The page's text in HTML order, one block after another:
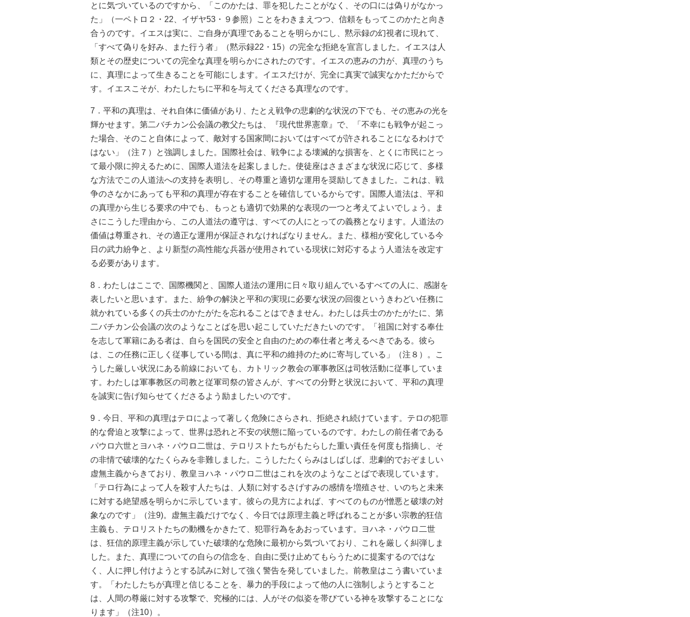
とに気づいているのですから、「このかたは、罪を犯したことがなく、その口には偽りがなかっ
た」（一ペトロ２・22、イザヤ53・９参照）ことをわきまえつつ、信頼をもってこのかたと向き
合うのです。イエスは実に、ご自身が真理であることを明らかにし、黙示録の幻視者に現れて、
「すべて偽りを好み、また行う者」（黙示録22・15）の完全な拒絶を宣言しました。イエスは人
類とその歴史についての完全な真理を明らかにされたのです。イエスの恵みの力が、真理のうち
に、真理によって生きることを可能にします。イエスだけが、完全に真実で誠実なかただからで
す。イエスこそが、わたしたちに平和を与えてくださる真理なのです。
7．平和の真理は、それ自体に価値があり、たとえ戦争の悲劇的な状況の下でも、その恵みの光を
輝かせます。第二バチカン公会議の教父たちは、『現代世界憲章』で、「不幸にも戦争が起こっ
た場合、そのこと自体によって、敵対する国家間においてはすべてが許されることになるわけで
はない」（注７）と強調しました。国際社会は、戦争による壊滅的な損害を、とくに市民にとっ
て最小限に抑えるために、国際人道法を起案しました。使徒座はさまざまな状況に応じて、多様
な方法でこの人道法への支持を表明し、その尊重と適切な運用を奨励してきました。これは、戦
争のさなかにあっても平和の真理が存在することを確信しているからです。国際人道法は、平和
の真理から生じる要求の中でも、もっとも適切で効果的な表現の一つと考えてよいでしょう。ま
さにこうした理由から、この人道法の遵守は、すべての人にとっての義務となります。人道法の
価値は尊重され、その適正な運用が保証されなければなりません。また、様相が変化している今
日の武力紛争と、より新型の高性能な兵器が使用されている現状に対応するよう人道法を改定す
る必要があります。
8．わたしはここで、国際機関と、国際人道法の運用に日々取り組んでいるすべての人に、感謝を
表したいと思います。また、紛争の解決と平和の実現に必要な状況の回復というきわどい任務に
就かれている多くの兵士のかたがたを忘れることはできません。わたしは兵士のかたがたに、第
二バチカン公会議の次のようなことばを思い起こしていただきたいのです。「祖国に対する奉仕
を志して軍籍にある者は、自らを国民の安全と自由のための奉仕者と考えるべきである。彼ら
は、この任務に正しく従事している間は、真に平和の維持のために寄与している」（注８）。こ
うした厳しい状況にある前線においても、カトリック教会の軍事教区は司牧活動に従事していま
す。わたしは軍事教区の司教と従軍司祭の皆さんが、すべての分野と状況において、平和の真理
を誠実に告げ知らせてくださるよう励ましたいのです。
9．今日、平和の真理はテロによって著しく危険にさらされ、拒絶され続けています。テロの犯罪
的な脅迫と攻撃によって、世界は恐れと不安の状態に陥っているのです。わたしの前任者である
パウロ六世とヨハネ・パウロ二世は、テロリストたちがもたらした重い責任を何度も指摘し、そ
の非情で破壊的なたくらみを非難しました。こうしたたくらみはしばしば、悲劇的でおぞましい
虚無主義からきており、教皇ヨハネ・パウロ二世はこれを次のようなことばで表現しています。
「テロ行為によって人を殺す人たちは、人類に対するさげすみの感情を増殖させ、いのちと未来
に対する絶望感を明らかに示しています。彼らの見方によれば、すべてのものが憎悪と破壊の対
象なのです」（注9)。虚無主義だけでなく、今日では原理主義と呼ばれることが多い宗教的狂信
主義も、テロリストたちの動機をかきたて、犯罪行為をあおっています。ヨハネ・パウロ二世
は、狂信的原理主義が示していた破壊的な危険に最初から気づいており、これを厳しく糾弾しま
した。また、真理についての自らの信念を、自由に受け止めてもらうために提案するのではな
く、人に押し付けようとする試みに対して強く警告を発していました。前教皇はこう書いていま
す。「わたしたちが真理と信じることを、暴力的手段によって他の人に強制しようとすること
は、人間の尊厳に対する攻撃で、究極的には、人がその似姿を帯びている神を攻撃することにな
ります」（注10）。